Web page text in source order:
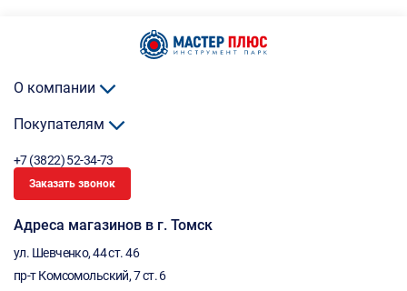
О компании
Покупателям
+7 (3822) 52-34-73
Заказать звонок
Адреса магазинов в г. Томск
ул. Шевченко, 44 ст. 46
пр-т Комсомольский, 7 ст. 6